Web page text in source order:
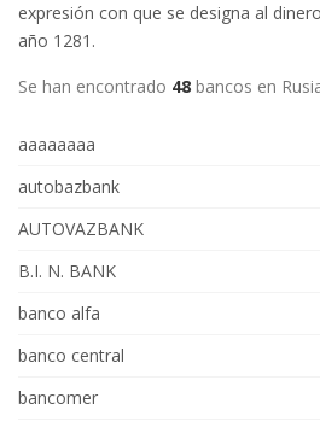
expresión con que se designa al
año 1281.
Se han encontrado 48 bancos en
aaaaaaaa
autobazbank
AUTOVAZBANK
B.I. N. BANK
banco alfa
banco central
bancomer